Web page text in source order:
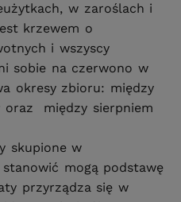
w zaroślach i
krzewem o
i wszyscy
sobie na czerwono w
okresy zbioru: między
między sierpniem
skupione w
mogą podstawę
przyrządza się w